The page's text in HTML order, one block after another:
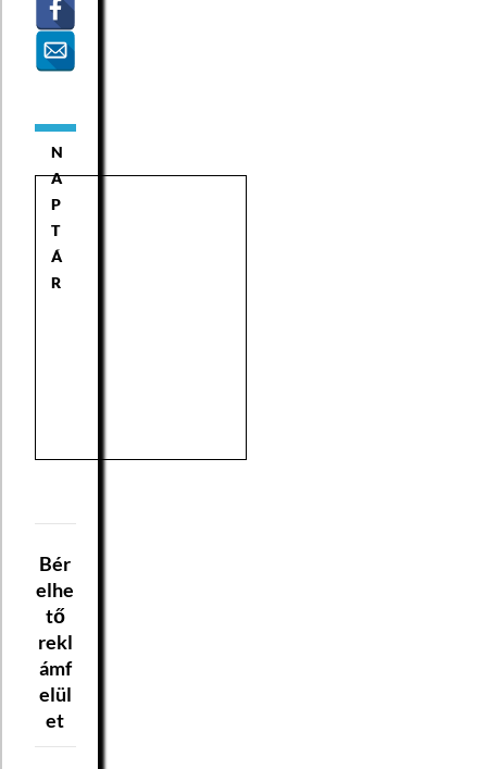
N
A
P
T
Á
R
Bér
elhe
tő
rekl
ámf
elül
et